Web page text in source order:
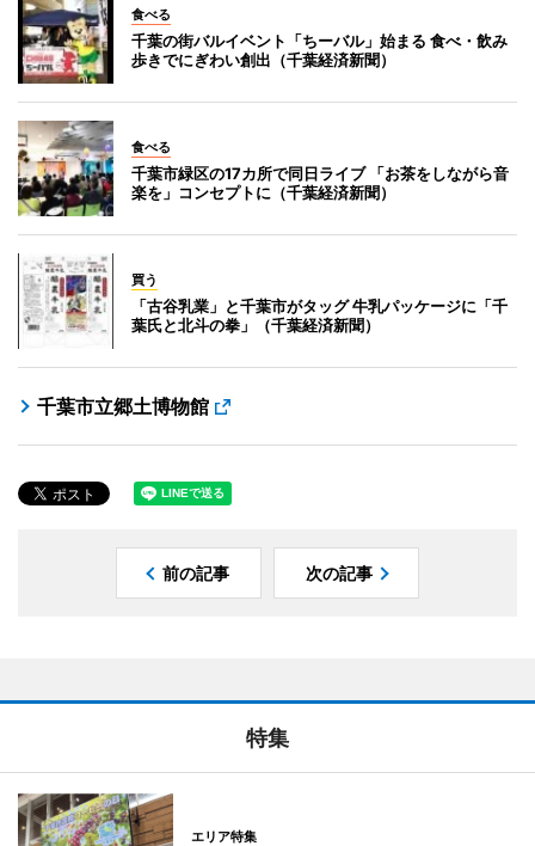
食べる
千葉の街バルイベント「ちーバル」始まる 食べ・飲み
歩きでにぎわい創出（千葉経済新聞）
食べる
千葉市緑区の17カ所で同日ライブ 「お茶をしながら音
楽を」コンセプトに（千葉経済新聞）
買う
「古谷乳業」と千葉市がタッグ 牛乳パッケージに「千
葉氏と北斗の拳」（千葉経済新聞）
千葉市立郷土博物館
前の記事 次の記事
特集
エリア特集